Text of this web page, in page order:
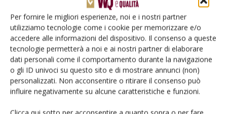
Per fornire le migliori esperienze, noi e i nostri partner
utilizziamo tecnologie come i cookie per memorizzare e/o
accedere alle informazioni del dispositivo. Il consenso a queste
tecnologie permetterà a noi e ai nostri partner di elaborare
dati personali come il comportamento durante la navigazione
o gli ID univoci su questo sito e di mostrare annunci (non)
personalizzati. Non acconsentire o ritirare il consenso può
influire negativamente su alcune caratteristiche e funzioni.
L'Esperto risponde
I consigli di Terra e Vita agli agricoltori
Cerca adesso